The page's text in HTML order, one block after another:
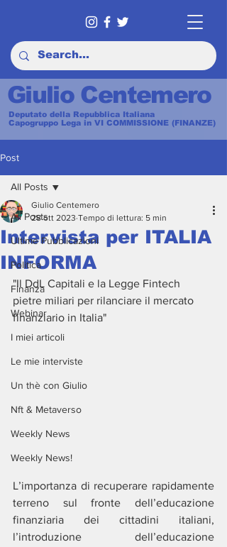
Giulio Centemero
Deputato della Repubblica Italiana
Capogruppo Lega in VI COMMISSIONE (FINANZE)
Post
All Posts
Ultime Pubblicazioni
Politica
Finanza
Webinar
I miei articoli
Le mie interviste
Un thè con Giulio
Nft & Metaverso
Weekly News
Weekly News!
All Posts
Intervista per ITALIA
INFORMA
Giulio Centemero
28 ott 2023 Tempo di lettura: 5 min
"Il DdL Capitali e la Legge Fintech
pietre miliari per rilanciare il mercato
finanziario in Italia"
L’importanza di recuperare rapidamente
terreno sul fronte dell’educazione
finanziaria dei cittadini italiani,
l’introduzione dell’educazione